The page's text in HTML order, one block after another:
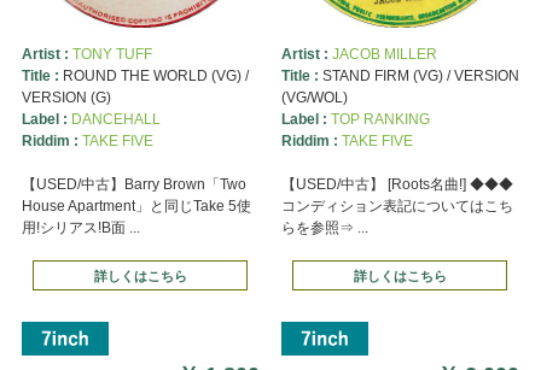
Artist : TONY TUFF
Title : ROUND THE WORLD (VG) /
VERSION (G)
Label : DANCEHALL
Riddim : TAKE FIVE
【USED/中古】Barry Brown「Two
House Apartment」と同じTake 5使
用!シリアス!B面 ...
詳しくはこちら
Artist : JACOB MILLER
Title : STAND FIRM (VG) / VERSION
(VG/WOL)
Label : TOP RANKING
Riddim : TAKE FIVE
【USED/中古】 [Roots名曲!] ◆◆◆
コンディション表記についてはこち
らを参照⇒ ...
詳しくはこちら